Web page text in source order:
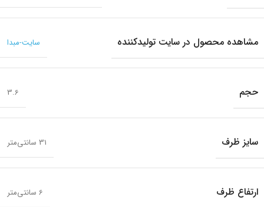
مشاهده محصول در سایت تولیدکننده سایت-مبدا
حجم 3.6
سایز ظرف 31 سانتی‌متر
ارتفاع ظرف 6 سانتی‌متر